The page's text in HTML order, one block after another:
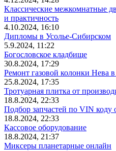
Классические межкомнатные
и практичность
4.10.2024, 16:10
Дипломы в Усолье-Сибирском
5.9.2024, 11:22
Богословское кладбище
30.8.2024, 17:29
Ремонт газовой колонки Нева
25.8.2024, 17:35
Тротуарная плитка от
18.8.2024, 22:33
Подбор запчастей по VIN коду
18.8.2024, 22:33
Кассовое оборудование
18.8.2024, 21:37
Миксеры планетарные онлайн